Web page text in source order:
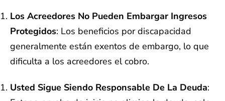
Los Acreedores No Pueden Embargar Ingresos
Protegidos: Los beneficios por discapacidad
generalmente están exentos de embargo, lo que
dificulta a los acreedores el cobro.
Usted Sigue Siendo Responsable De La Deuda: